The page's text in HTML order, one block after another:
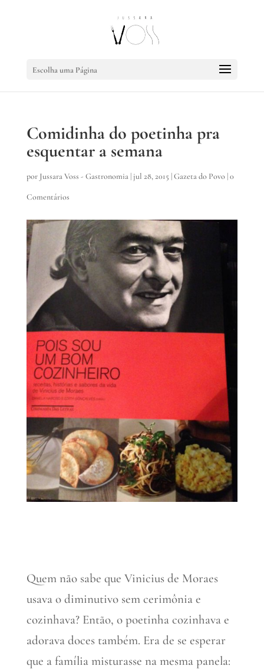
Escolha uma Página
Comidinha do poetinha pra
esquentar a semana
por Jussara Voss - Gastronomia|jul 28, 2015 |Gazeta do Povo|0
Comentários
Quem não sabe que Vinicius de Moraes
usava o diminutivo sem cerimônia e
cozinhava? Então, o poetinha cozinhava e
adorava doces também. Era de se esperar
que a família misturasse na mesma panela: